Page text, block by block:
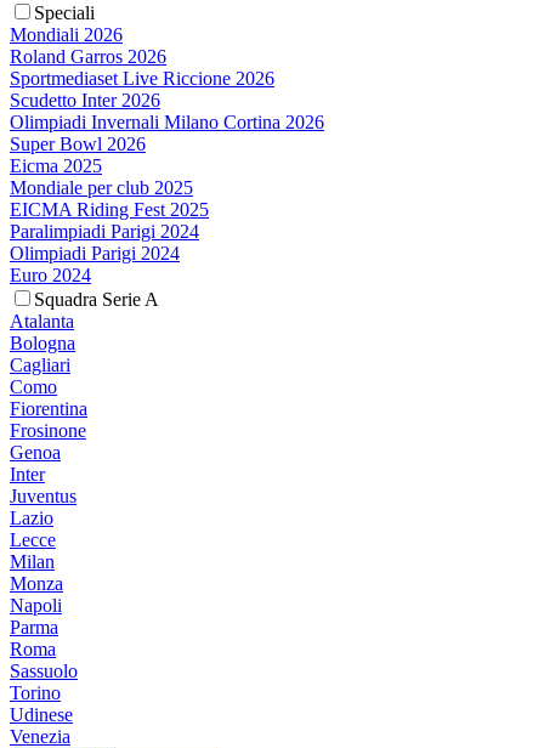
Speciali
Mondiali 2026
Roland Garros 2026
Sportmediaset Live Riccione 2026
Scudetto Inter 2026
Olimpiadi Invernali Milano Cortina 2026
Super Bowl 2026
Eicma 2025
Mondiale per club 2025
EICMA Riding Fest 2025
Paralimpiadi Parigi 2024
Olimpiadi Parigi 2024
Euro 2024
Squadra Serie A
Atalanta
Bologna
Cagliari
Como
Fiorentina
Frosinone
Genoa
Inter
Juventus
Lazio
Lecce
Milan
Monza
Napoli
Parma
Roma
Sassuolo
Torino
Udinese
Venezia